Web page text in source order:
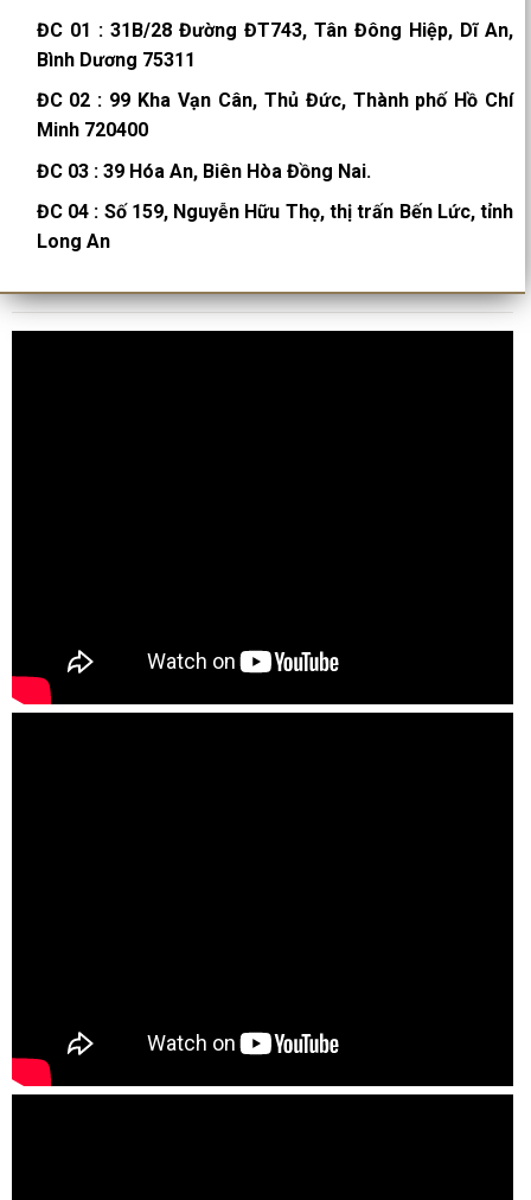
ĐC 01 :31B/28 Đường ĐT743, Tân Đông Hiệp, Dĩ An,
Bình Dương 75311
ĐC 02 : 99 Kha Vạn Cân, Thủ Đức, Thành phố Hồ Chí
Minh 720400
ĐC 03 :39 Hóa An, Biên Hòa Đồng Nai.
ĐC 04 : Số 159, Nguyễn Hữu Thọ, thị trấn Bến Lức, tỉnh
Long An